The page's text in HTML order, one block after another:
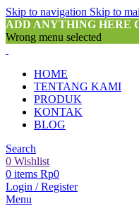
Skip to navigation Skip to
ADD ANYTHING HERE
Wrong menu selected
HOME
TENTANG KAMI
PRODUK
KONTAK
BLOG
Search
0 Wishlist
0 items Rp0
Login / Register
Menu